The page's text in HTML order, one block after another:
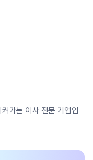
가는 이사 전문 기업입